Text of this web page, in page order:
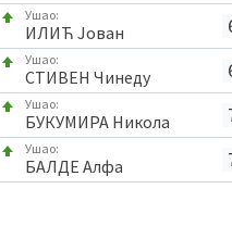
Ушао:
ИЛИЋ Јован
Ушао:
СТИВЕН Чинеду
Ушао:
БУКУМИРА Никола
Ушао:
БАЛДЕ Алфа